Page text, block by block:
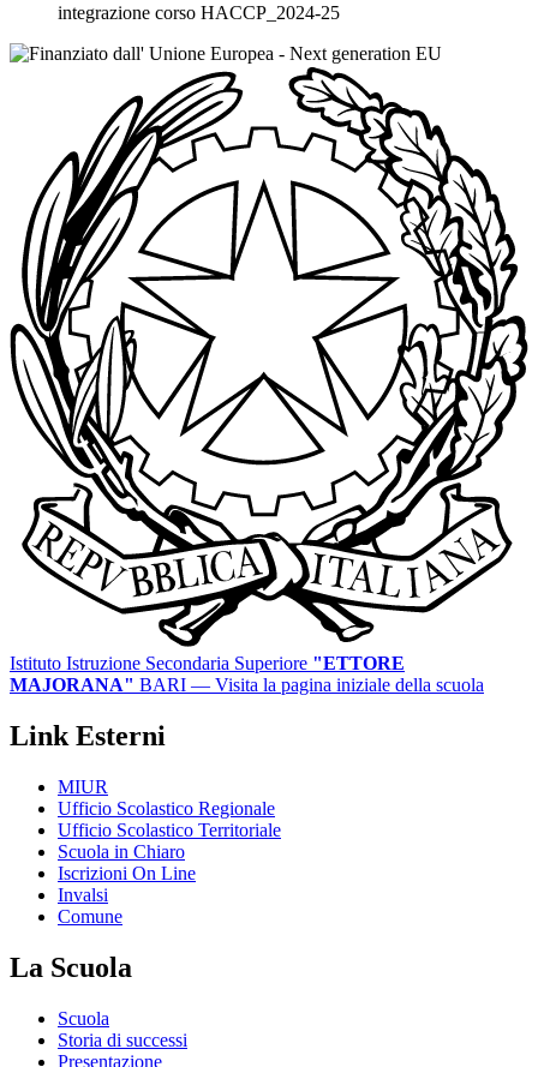
integrazione corso HACCP_2024-25
Istituto Istruzione Secondaria Superiore "ETTORE
MAJORANA" BARI — Visita la pagina iniziale della scuola
Link Esterni
MIUR
Ufficio Scolastico Regionale
Ufficio Scolastico Territoriale
Scuola in Chiaro
Iscrizioni On Line
Invalsi
Comune
La Scuola
Scuola
Storia di successi
Presentazione